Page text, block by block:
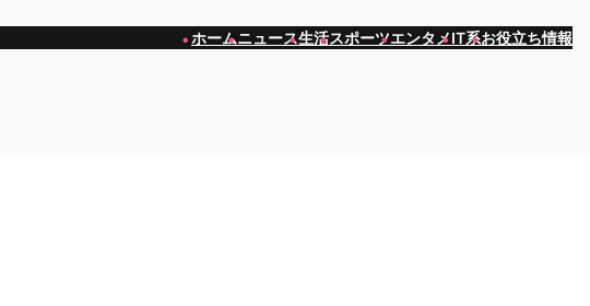
ホームニュース生活スポーツエンタメIT系お役立ち情報